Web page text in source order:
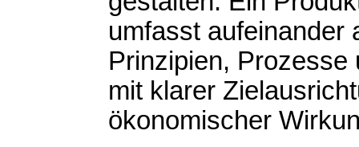
umfasst aufeinander
Prinzipien, Prozesse
mit klarer
ökonomischer